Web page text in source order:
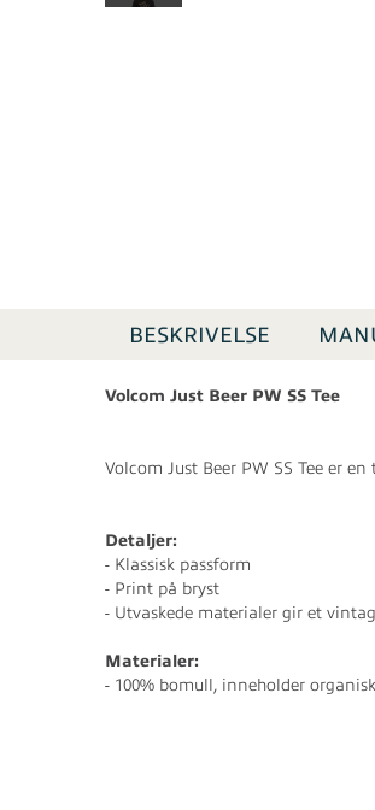
BESKRIVELSE
Volcom Just Beer PW SS Tee
Volcom Just Beer PW SS Tee er
Detaljer:
- Klassisk passform
- Print på bryst
- Utvaskede materialer gir et
Materialer:
- 100% bomull, inneholder